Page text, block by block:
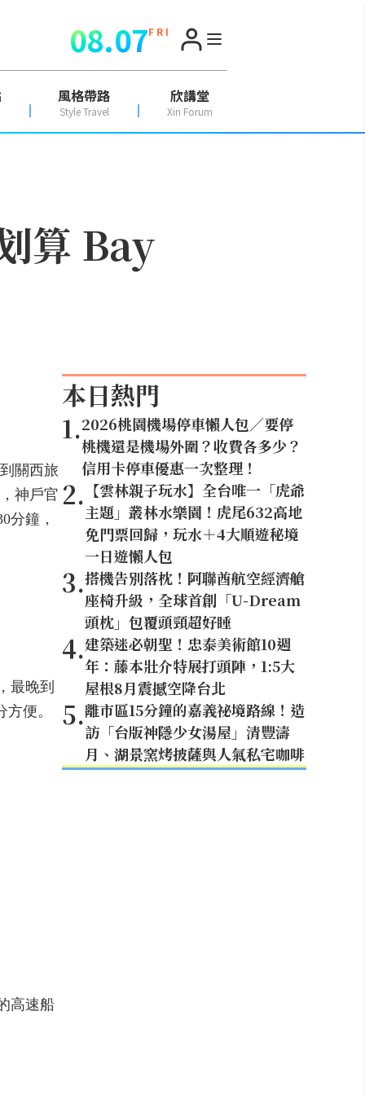
08.07F R I
風格帶路
Style Travel
欣講堂
Xin Forum
算 Bay
關西旅
神戶官
分鐘，
最晚到
便。
高速船
本日熱門
1.2026桃園機場停車懶人包／要停
桃機還是機場外圍？收費各多少？
信用卡停車優惠一次整理！
2. 【雲林親子玩水】全台唯一「虎爺
主題」叢林水樂園！虎尾632高地
免門票回歸，玩水＋4大順遊秘境
一日遊懶人包
3.搭機告別落枕！阿聯酋航空經濟艙
座椅升級，全球首創「U-Dream
頭枕」包覆頭頸超好睡
4.建築迷必朝聖！忠泰美術館10週
年：藤本壯介特展打頭陣，1:5大
屋根8月震撼空降台北
5.離市區15分鐘的嘉義祕境路線！造
訪「台版神隱少女湯屋」清豐濤
月、湖景窯烤披薩與人氣私宅咖啡